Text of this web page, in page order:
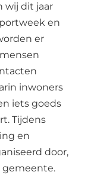
wij dit jaar
en
er
inwoners
iets goeds
Tijdens
en
door,
gemeente.